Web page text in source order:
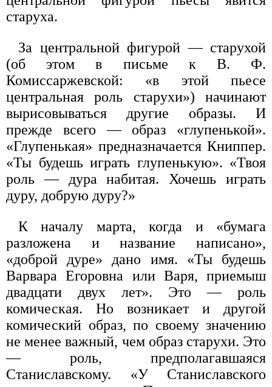
старуха.
За центральной фигурой — старухой
(об этом в письме к В. Ф.
Комиссаржевской: «в этой пьесе
центральная роль старухи») начинают
вырисовываться другие образы. И
прежде всего — образ «глупенькой».
«Глупенькая» предназначается Книппер.
«Ты будешь играть глупенькую». «Твоя
роль — дура набитая. Хочешь играть
дуру, добрую дуру?»
К началу марта, когда и «бумага
разложена и название написано»,
«доброй дуре» дано имя. «Ты будешь
Варвара Егоровна или Варя, приемыш
двадцати двух лет». Это — роль
комическая. Но возникает и другой
комический образ, по своему значению
не менее важный, чем образ старухи. Это
— роль, предполагавшаяся
Станиславскому. «У Станиславского